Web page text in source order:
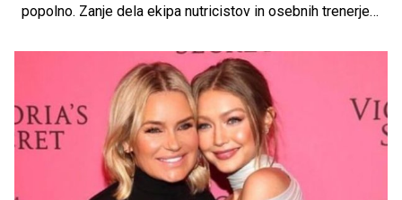
popolno. Zanje dela ekipa nutricistov in osebnih trenerjev
slavi, na koncu dneva tudi zvezdnice navadne ženske, ki
imajo svoja nihanja in slabosti, v času po porodu pa si
želijo, kot vsaka ženska, pridobiti nazaj fit in zdravo telo.
Kako jim to uspeva?